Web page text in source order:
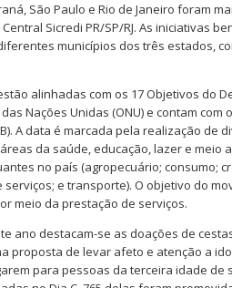
São Paulo e Rio de Janeiro foram
Sicredi PR/SP/RJ. As iniciativas
municípios dos três estados,
alinhadas com os 17 Objetivos do
Nações Unidas (ONU) e contam com
A data é marcada pela realização de
da saúde, educação, lazer e meio
no país (agropecuário; consumo;
e transporte). O objetivo do
meio da prestação de serviços.
ano destacam-se as doações de
proposta de levar afeto e atenção a
para pessoas da terceira idade de